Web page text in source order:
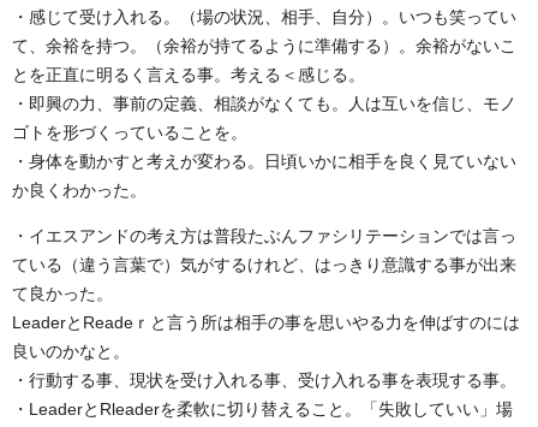
・感じて受け入れる。（場の状況、相手、自分）。いつも笑ってい
て、余裕を持つ。（余裕が持てるように準備する）。余裕がないこ
とを正直に明るく言える事。考える＜感じる。
・即興の力、事前の定義、相談がなくても。人は互いを信じ、モノ
ゴトを形づくっていることを。
・身体を動かすと考えが変わる。日頃いかに相手を良く見ていない
か良くわかった。
・イエスアンドの考え方は普段たぶんファシリテーションでは言っ
ている（違う言葉で）気がするけれど、はっきり意識する事が出来
て良かった。
LeaderとReadeｒと言う所は相手の事を思いやる力を伸ばすのには
良いのかなと。
・行動する事、現状を受け入れる事、受け入れる事を表現する事。
・LeaderとRleaderを柔軟に切り替えること。「失敗していい」場